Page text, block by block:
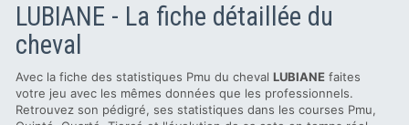
LUBIANE - La fiche détaillée du
cheval
Avec la fiche des statistiques Pmu du cheval LUBIANE faites
votre jeu avec les mêmes données que les professionnels.
Retrouvez son pédigré, ses statistiques dans les courses Pmu,